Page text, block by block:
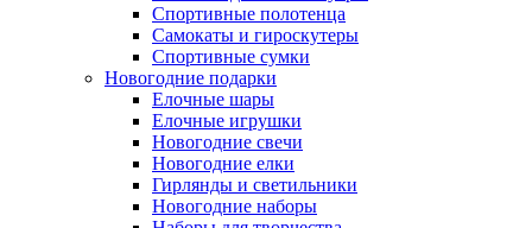
Спортивные полотенца
Самокаты и гироскутеры
Спортивные сумки
Новогодние подарки
Елочные шары
Елочные игрушки
Новогодние свечи
Новогодние елки
Гирлянды и светильники
Новогодние наборы